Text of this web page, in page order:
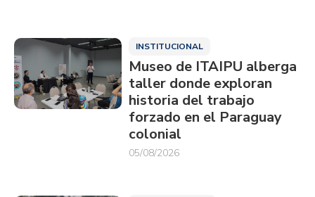
INSTITUCIONAL
Museo de ITAIPU alberga
taller donde exploran
historia del trabajo
forzado en el Paraguay
colonial
05/08/2026